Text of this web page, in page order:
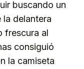
buscando un
la delantera
frescura al
consiguió
la camiseta